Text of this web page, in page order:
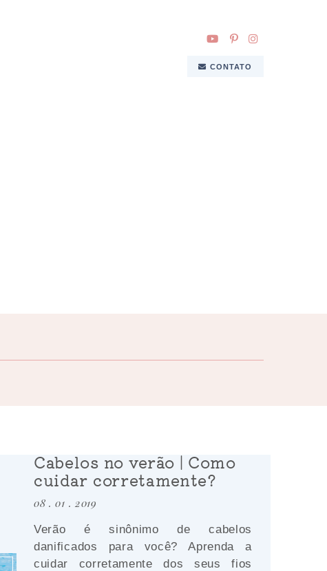
CONTATO
Cabelos no verão | Como
cuidar corretamente?
08 . 01 . 2019
Verão é sinônimo de cabelos
danificados para você? Aprenda a
cuidar corretamente dos seus fios